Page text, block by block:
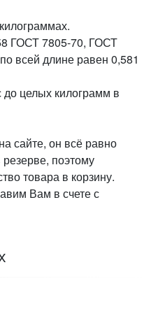
ГОСТ 7805-70, ГОСТ
всей длине равен 0,581
до целых килограмм в
сайте, он всё равно
поэтому
товара в корзину.
Вам в счете с